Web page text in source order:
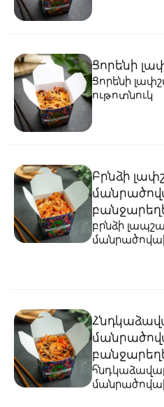
Ցորենի
Ցորենի
ութոտնուկ
Բրնձի
բրնձի